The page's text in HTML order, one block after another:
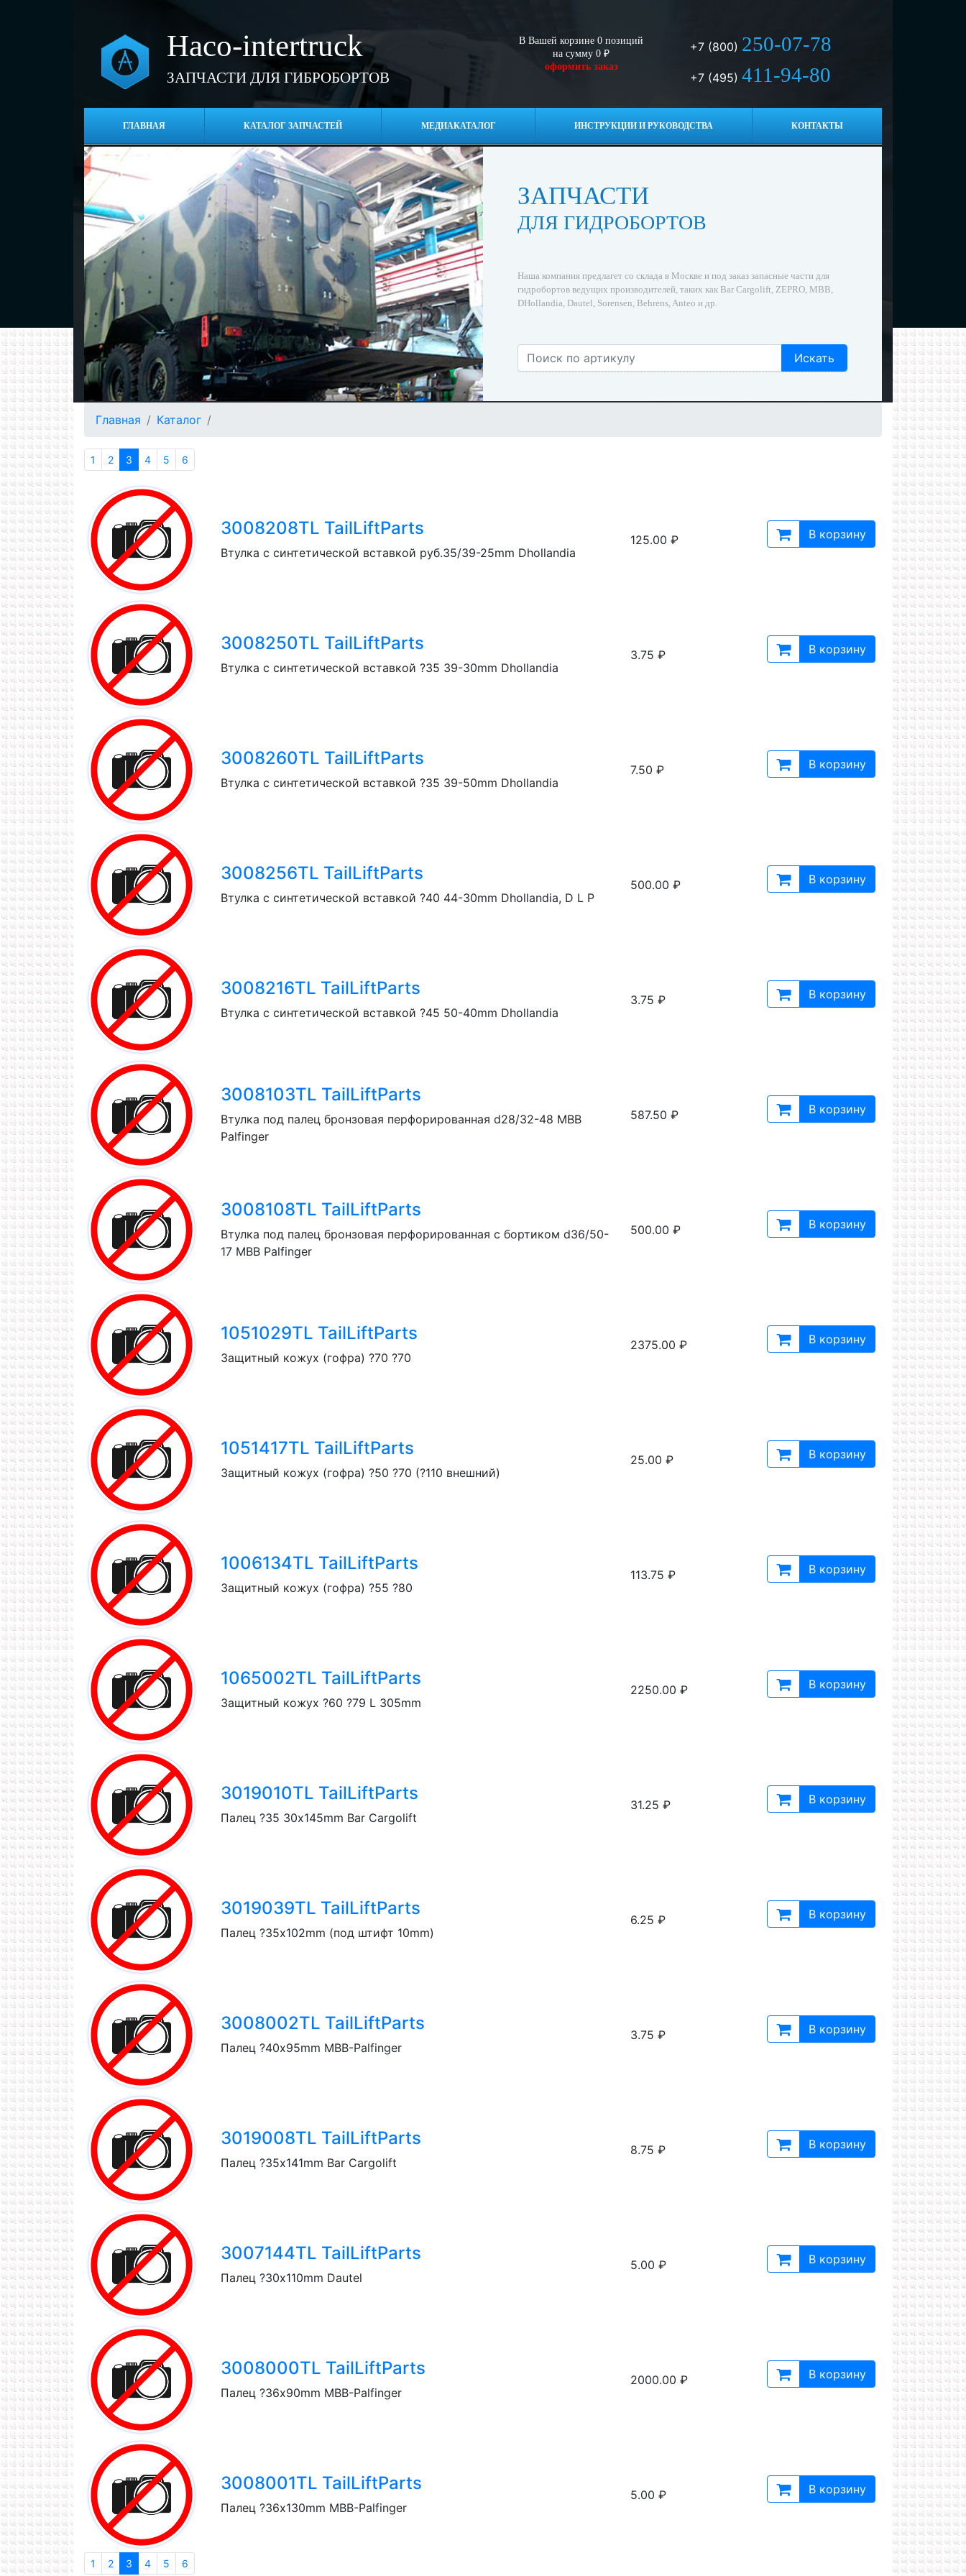
Haco-intertruck
ЗАПЧАСТИ ДЛЯ ГИБРОБОРТОВ
В Вашей корзине 0 позиций
на сумму 0 ₽
оформить заказ
+7 (800) 250-07-78
+7 (495) 411-94-80
ГЛАВНАЯ КАТАЛОГ ЗАПЧАСТЕЙ МЕДИАКАТАЛОГ ИНСТРУКЦИИ И РУКОВОДСТВА КОНТАКТЫ
ЗАПЧАСТИ
ДЛЯ ГИДРОБОРТОВ
Наша компания предлагет со склада в Москве и под заказ запасные части для
гидробортов ведущих производителей, таких как Bar Cargolift, ZEPRO, MBB,
DHollandia, Dautel, Sorensen, Behrens, Anteo и др.
Главная Каталог
1 2 3 4 5 6
3008208TL TailLiftParts
Втулка с синтетической вставкой руб.35/39-25mm Dhollandia
125.00 ₽ В корзину
3008250TL TailLiftParts
Втулка с синтетической вставкой ?35 39-30mm Dhollandia
3.75 ₽ В корзину
3008260TL TailLiftParts
Втулка с синтетической вставкой ?35 39-50mm Dhollandia
7.50 ₽ В корзину
3008256TL TailLiftParts
Втулка с синтетической вставкой ?40 44-30mm Dhollandia, D L P
500.00 ₽ В корзину
3008216TL TailLiftParts
Втулка с синтетической вставкой ?45 50-40mm Dhollandia
3.75 ₽ В корзину
3008103TL TailLiftParts
Втулка под палец бронзовая перфорированная d28/32-48 MBB
Palfinger
587.50 ₽ В корзину
3008108TL TailLiftParts
Втулка под палец бронзовая перфорированная с бортиком d36/50-
17 MBB Palfinger
500.00 ₽ В корзину
1051029TL TailLiftParts
Защитный кожух (гофра) ?70 ?70
2375.00 ₽ В корзину
1051417TL TailLiftParts
Защитный кожух (гофра) ?50 ?70 (?110 внешний)
25.00 ₽ В корзину
1006134TL TailLiftParts
Защитный кожух (гофра) ?55 ?80
113.75 ₽ В корзину
1065002TL TailLiftParts
Защитный кожух ?60 ?79 L 305mm
2250.00 ₽ В корзину
3019010TL TailLiftParts
Палец ?35 30x145mm Bar Cargolift
31.25 ₽ В корзину
3019039TL TailLiftParts
Палец ?35x102mm (под штифт 10mm)
6.25 ₽ В корзину
3008002TL TailLiftParts
Палец ?40x95mm MBB-Palfinger
3.75 ₽ В корзину
3019008TL TailLiftParts
Палец ?35x141mm Bar Cargolift
8.75 ₽ В корзину
3007144TL TailLiftParts
Палец ?30x110mm Dautel
5.00 ₽ В корзину
3008000TL TailLiftParts
Палец ?36x90mm MBB-Palfinger
2000.00 ₽ В корзину
3008001TL TailLiftParts
Палец ?36x130mm MBB-Palfinger
5.00 ₽ В корзину
1 2 3 4 5 6